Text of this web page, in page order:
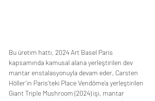
Bu üretim hattı, 2024 Art Basel Paris
kapsamında kamusal alana yerleştirilen dev
mantar enstalasyonuyla devam eder. Carsten
Höller’in Paris’teki Place Vendôme’a yerleştirilen
Giant Triple Mushroom (2024) işi, mantar